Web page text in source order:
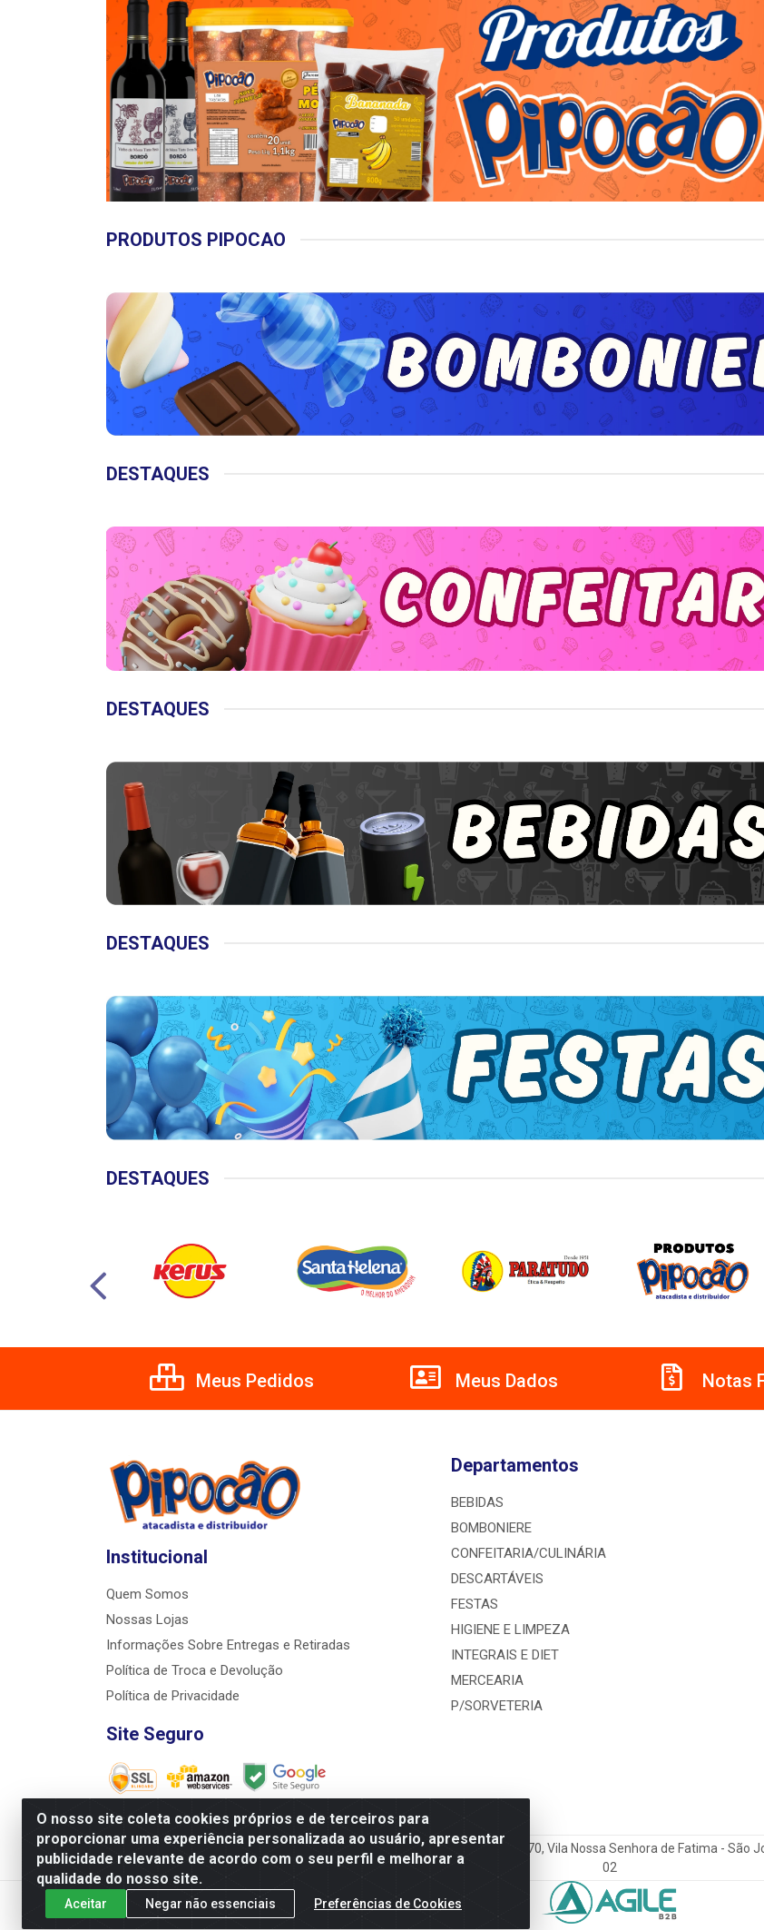
PRODUTOS PIPOCAO
DESTAQUES
DESTAQUES
DESTAQUES
DESTAQUES
O nosso site coleta cookies próprios e de terceiros para
proporcionar uma experiência personalizada ao usuário, apresentar
publicidade relevante de acordo com o seu perfil e melhorar a
qualidade do nosso site.
Aceitar Negar não essenciais Preferências de Cookies
Meus Pedidos Meus Dados Notas
Institucional
Quem Somos
Nossas Lojas
Informações Sobre Entregas e Retiradas
Política de Troca e Devolução
Política de Privacidade
Site Seguro
Departamentos
BEBIDAS
BOMBONIERE
CONFEITARIA/CULINÁRIA
DESCARTÁVEIS
FESTAS
HIGIENE E LIMPEZA
INTEGRAIS E DIET
MERCEARIA
P/SORVETERIA
JRS Distribuição e Logística LTDA - Rua Antônio do Sacramento Torga 70, Vila Nossa Senhora de Fatima - São
02